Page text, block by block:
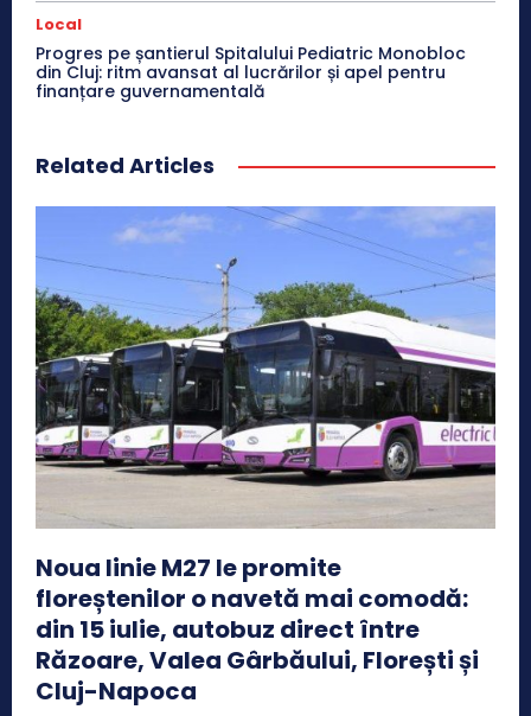
Local
Progres pe șantierul Spitalului Pediatric Monobloc
din Cluj: ritm avansat al lucrărilor și apel pentru
finanțare guvernamentală
Related Articles
Noua linie M27 le promite
floreștenilor o navetă mai comodă:
din 15 iulie, autobuz direct între
Răzoare, Valea Gârbăului, Florești și
Cluj-Napoca